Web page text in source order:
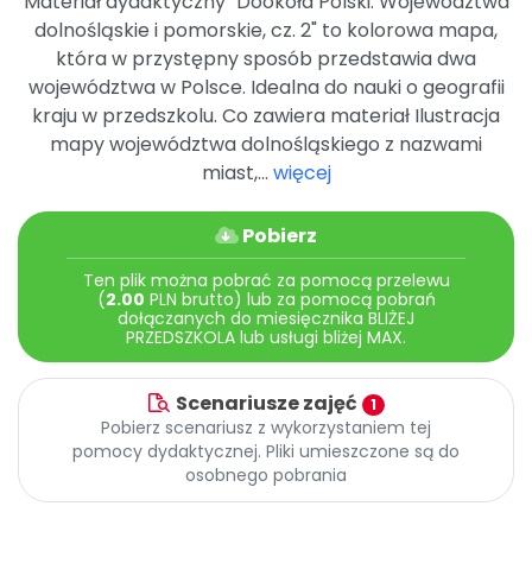
Archiwalne numery
Pomoc
Promocje
dolnośląskie i pomorskie, cz. 2" to kolorowa mapa,
która w przystępny sposób przedstawia dwa
województwa w Polsce. Idealna do nauki o geografii
kraju w przedszkolu. Co zawiera materiał Ilustracja
mapy województwa dolnośląskiego z nazwami
miast,... więcej
Pobierz
Ten plik można pobrać za pomocą przelewu
(2.00 PLN brutto) lub za pomocą pobrań
dołączanych do miesięcznika BLIŻEJ
PRZEDSZKOLA lub usługi bliżej MAX.
Scenariusze zajęć 1
Pobierz scenariusz z wykorzystaniem tej
pomocy dydaktycznej. Pliki umieszczone są do
osobnego pobrania